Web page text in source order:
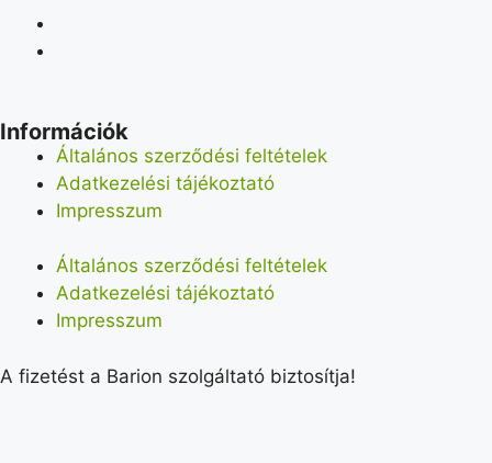
Információk
Általános szerződési feltételek
Adatkezelési tájékoztató
Impresszum
Általános szerződési feltételek
Adatkezelési tájékoztató
Impresszum
A fizetést a Barion szolgáltató biztosítja!